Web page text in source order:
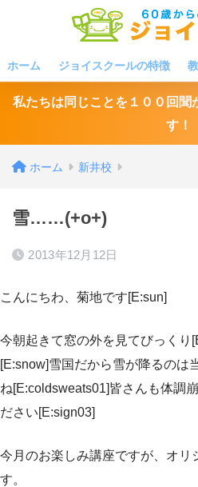
ホーム ジョイスクールの特徴
私たちは同じことを１００回聞
す！
ホーム 新井校
雪……(+o+)
2013年12月12日
こんにちわ、菊地です[E:sun]
今朝起きて窓の外を見てびっくり
[E:snow]雪国だから雪が降るのは
ね[E:coldsweats01]皆さんも体調
ださい[E:sign03]
今月のお楽しみ講座ですが、オリ
す。